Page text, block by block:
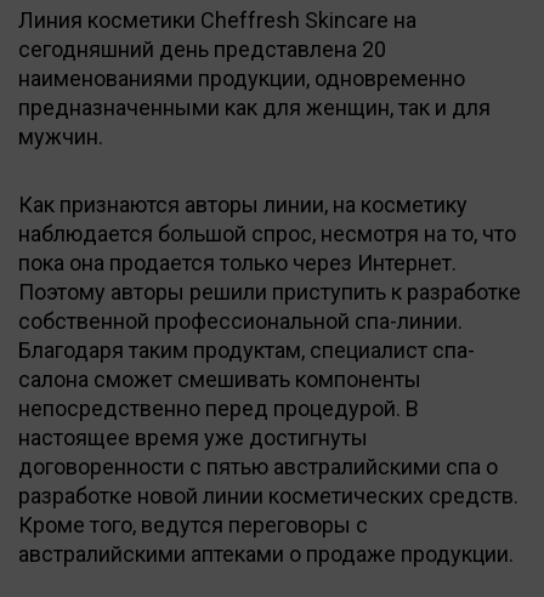
Линия косметики Cheffresh Skincare на
сегодняшний день представлена 20
наименованиями продукции, одновременно
предназначенными как для женщин, так и для
мужчин.
Как признаются авторы линии, на косметику
наблюдается большой спрос, несмотря на то, что
пока она продается только через Интернет.
Поэтому авторы решили приступить к разработке
собственной профессиональной спа-линии.
Благодаря таким продуктам, специалист спа-
салона сможет смешивать компоненты
непосредственно перед процедурой. В
настоящее время уже достигнуты
договоренности с пятью австралийскими спа о
разработке новой линии косметических средств.
Кроме того, ведутся переговоры с
австралийскими аптеками о продаже продукции.